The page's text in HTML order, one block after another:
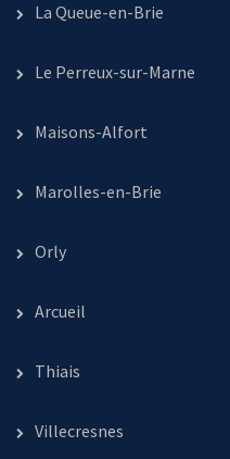
La Queue-en-Brie
Le Perreux-sur-Marne
Maisons-Alfort
Marolles-en-Brie
Orly
Arcueil
Thiais
Villecresnes